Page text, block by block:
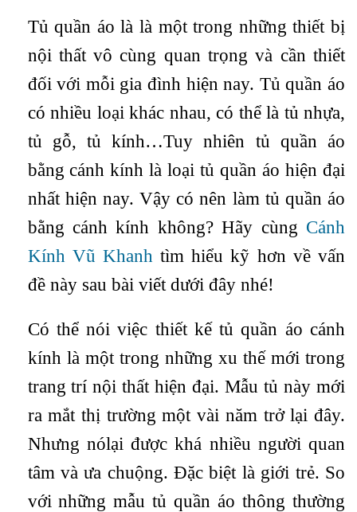
Tủ quần áo là là một trong những thiết bị
nội thất vô cùng quan trọng và cần thiết
đối với mỗi gia đình hiện nay. Tủ quần áo
có nhiều loại khác nhau, có thể là tủ nhựa,
tủ gỗ, tủ kính…Tuy nhiên tủ quần áo
bằng cánh kính là loại tủ quần áo hiện đại
nhất hiện nay. Vậy có nên làm tủ quần áo
bằng cánh kính không? Hãy cùng Cánh
Kính Vũ Khanhtìm hiểu kỹ hơn về vấn
đề này sau bài viết dưới đây nhé!
Có thể nói việc thiết kế tủ quần áo cánh
kính là một trong những xu thế mới trong
trang trí nội thất hiện đại. Mẫu tủ này mới
ra mắt thị trường một vài năm trở lại đây.
Nhưng nólại được khá nhiều người quan
tâm và ưa chuộng. Đặc biệt là giới trẻ. So
với những mẫu tủ quần áo thông thường